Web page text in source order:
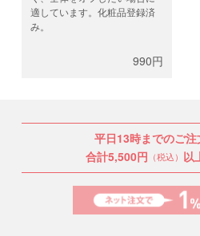
適しています。化粧品登録済
み。
990円
平日13時までのご
合計5,500円 （税込） 以